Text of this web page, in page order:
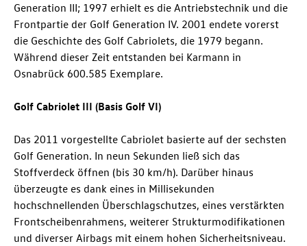
Generation III; 1997 erhielt es die Antriebstechnik und die
Frontpartie der Golf Generation IV. 2001 endete vorerst
die Geschichte des Golf Cabriolets, die 1979 begann.
Während dieser Zeit entstanden bei Karmann in
Osnabrück 600.585 Exemplare.
Golf Cabriolet III (Basis Golf VI)
Das 2011 vorgestellte Cabriolet basierte auf der sechsten
Golf Generation. In neun Sekunden ließ sich das
Stoffverdeck öffnen (bis 30 km/h). Darüber hinaus
überzeugte es dank eines in Millisekunden
hochschnellenden Überschlagschutzes, eines verstärkten
Frontscheibenrahmens, weiterer Strukturmodifikationen
und diverser Airbags mit einem hohen Sicherheitsniveau.